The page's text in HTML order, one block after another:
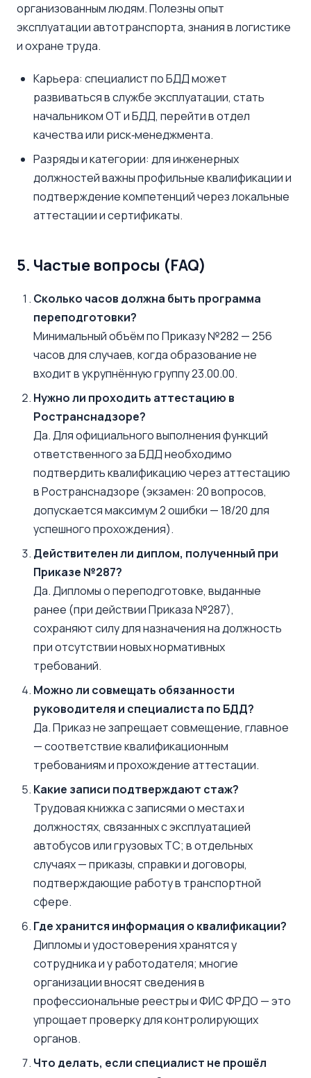
организованным людям. Полезны опыт
эксплуатации автотранспорта, знания в логистике
и охране труда.
Карьера: специалист по БДД может
развиваться в службе эксплуатации, стать
начальником ОТ и БДД, перейти в отдел
качества или риск‑менеджмента.
Разряды и категории: для инженерных
должностей важны профильные квалификации и
подтверждение компетенций через локальные
аттестации и сертификаты.
5. Частые вопросы (FAQ)
Сколько часов должна быть программа
переподготовки?
Минимальный объём по Приказу №282 — 256
часов для случаев, когда образование не
входит в укрупнённую группу 23.00.00.
Нужно ли проходить аттестацию в
Ространснадзоре?
Да. Для официального выполнения функций
ответственного за БДД необходимо
подтвердить квалификацию через аттестацию
в Ространснадзоре (экзамен: 20 вопросов,
допускается максимум 2 ошибки — 18/20 для
успешного прохождения).
Действителен ли диплом, полученный при
Приказе №287?
Да. Дипломы о переподготовке, выданные
ранее (при действии Приказа №287),
сохраняют силу для назначения на должность
при отсутствии новых нормативных
требований.
Можно ли совмещать обязанности
руководителя и специалиста по БДД?
Да. Приказ не запрещает совмещение, главное
— соответствие квалификационным
требованиям и прохождение аттестации.
Какие записи подтверждают стаж?
Трудовая книжка с записями о местах и
должностях, связанных с эксплуатацией
автобусов или грузовых ТС; в отдельных
случаях — приказы, справки и договоры,
подтверждающие работу в транспортной
сфере.
Где хранится информация о квалификации?
Дипломы и удостоверения хранятся у
сотрудника и у работодателя; многие
организации вносят сведения в
профессиональные реестры и ФИС ФРДО — это
упрощает проверку для контролирующих
органов.
Что делать, если специалист не прошёл